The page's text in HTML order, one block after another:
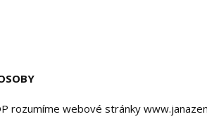
rozumíme webové stránky